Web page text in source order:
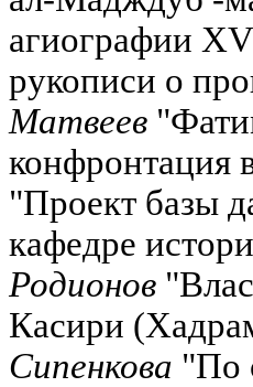
агиографии
рукописи о
Матвеев
конфронтация
"Проект базы
кафедре
Родионов
Касири
Сипенкова "По